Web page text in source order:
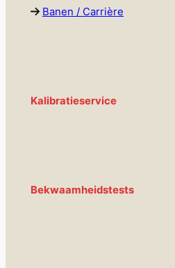
Banen / Carrière
Kalibratieservice
Bekwaamheidstests